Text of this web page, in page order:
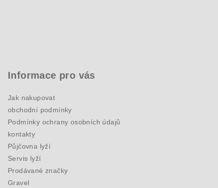
Informace pro vás
Jak nakupovat
obchodní podmínky
Podmínky ochrany osobních údajů
kontakty
Půjčovna lyží
Servis lyží
Prodávané značky
Gravel